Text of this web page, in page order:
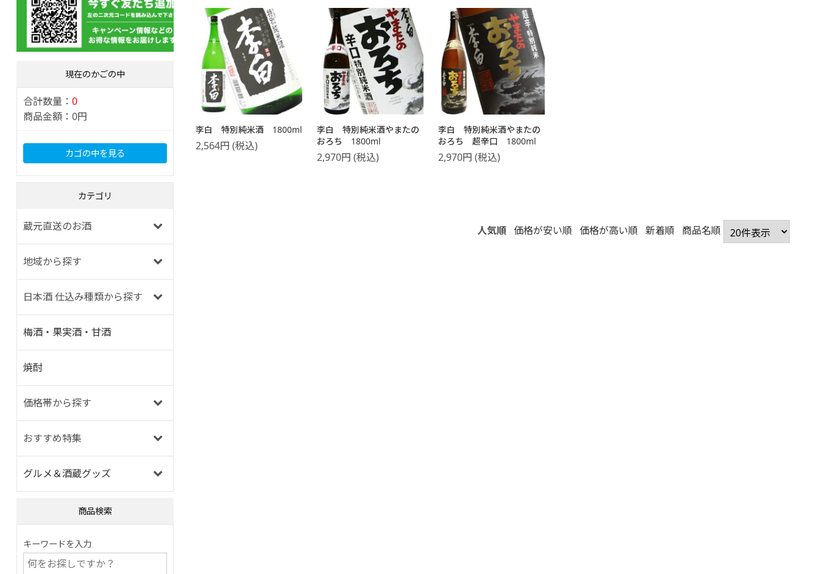
現在のかごの中
合計数量： 0
商品金額： 0円
カゴの中を見る
カテゴリ
蔵元直送のお酒
地域から探す
日本酒 仕込み種類から探す
梅酒・果実酒・甘酒
焼酎
価格帯から探す
おすすめ特集
グルメ＆酒蔵グッズ
商品検索
キーワードを入力
李白 特別純米酒 1800ml
2,564円 (税込)
李白 特別純米酒やまたの
おろち 1800ml
2,970円 (税込)
李白 特別純米酒やまたの
おろち 超辛口 1800ml
2,970円(税込)
人気順 価格が安い順 価格が高い順 新着順 商品名順